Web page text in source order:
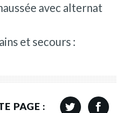
avec alternat
et secours :
PAGE :